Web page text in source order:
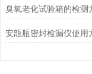
臭氧老化试验箱的检测
安瓿瓶密封检漏仪使用